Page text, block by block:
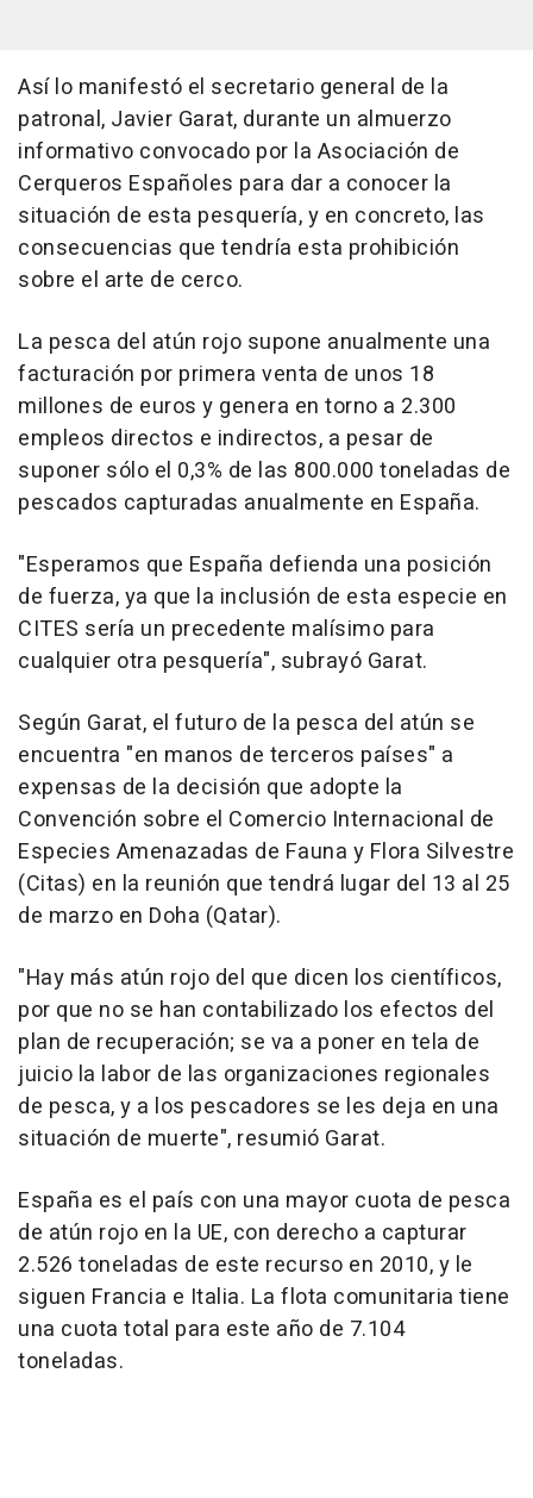
Así lo manifestó el secretario general de la
patronal, Javier Garat, durante un almuerzo
informativo convocado por la Asociación de
Cerqueros Españoles para dar a conocer la
situación de esta pesquería, y en concreto, las
consecuencias que tendría esta prohibición
sobre el arte de cerco.
La pesca del atún rojo supone anualmente una
facturación por primera venta de unos 18
millones de euros y genera en torno a 2.300
empleos directos e indirectos, a pesar de
suponer sólo el 0,3% de las 800.000 toneladas de
pescados capturadas anualmente en España.
"Esperamos que España defienda una posición
de fuerza, ya que la inclusión de esta especie en
CITES sería un precedente malísimo para
cualquier otra pesquería", subrayó Garat.
Según Garat, el futuro de la pesca del atún se
encuentra "en manos de terceros países" a
expensas de la decisión que adopte la
Convención sobre el Comercio Internacional de
Especies Amenazadas de Fauna y Flora Silvestre
(Citas) en la reunión que tendrá lugar del 13 al 25
de marzo en Doha (Qatar).
"Hay más atún rojo del que dicen los científicos,
por que no se han contabilizado los efectos del
plan de recuperación; se va a poner en tela de
juicio la labor de las organizaciones regionales
de pesca, y a los pescadores se les deja en una
situación de muerte", resumió Garat.
España es el país con una mayor cuota de pesca
de atún rojo en la UE, con derecho a capturar
2.526 toneladas de este recurso en 2010, y le
siguen Francia e Italia. La flota comunitaria tiene
una cuota total para este año de 7.104
toneladas.